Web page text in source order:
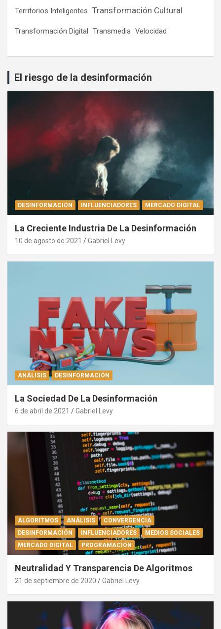
Territorios Inteligentes Transformación Cultural
Transformación Digital Transmedia Velocidad
El riesgo de la desinformación
DESINFORMACIÓN INFLUENCIADORES MERCADO DIGITAL
La Creciente Industria De La Desinformación
10 de agosto de 2021 Gabriel Levy
ANÁLISIS DESINFORMACIÓN
La Sociedad De La Desinformación
6 de abril de 2021 Gabriel Levy
ALGORITMOS ANÁLISIS
CONVERGENCIA
DESINFORMACIÓN
INFLUENCIADORES
MEDIOS SOCIALES
MERCADO DIGITAL
PROGRAMACIÓN
Neutralidad Y Transparencia De Algoritmos
21 de septiembre de 2020 Gabriel Levy